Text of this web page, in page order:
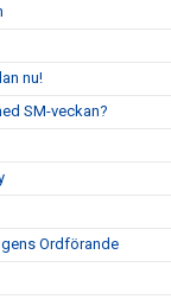
nu!
SM-veckan?
Ordförande